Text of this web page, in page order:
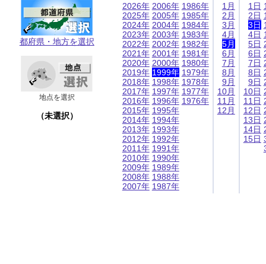
都府県・地方を選択
地点を選択
（未選択）
2026年
2025年
2024年
2023年
2022年
2021年
2020年
2019年
2018年
2017年
2016年
2015年
2014年
2013年
2012年
2011年
2010年
2009年
2008年
2007年
2006年
2005年
2004年
2003年
2002年
2001年
2000年
1999年
1998年
1997年
1996年
1995年
1994年
1993年
1992年
1991年
1990年
1989年
1988年
1987年
1986年
1985年
1984年
1983年
1982年
1981年
1980年
1979年
1978年
1977年
1976年
1月
2月
3月
4月
5月
6月
7月
8月
9月
10月
11月
12月
1日
2日
3日
4日
5日
6日
7日
8日
9日
10日
11日
12日
13日
14日
15日